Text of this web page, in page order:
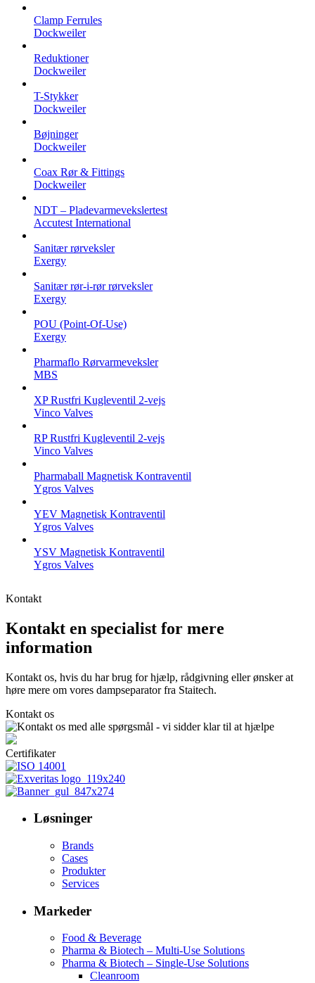
Clamp Ferrules
Dockweiler
Reduktioner
Dockweiler
T-Stykker
Dockweiler
Bøjninger
Dockweiler
Coax Rør & Fittings
Dockweiler
NDT – Pladevarmevekslertest
Accutest International
Sanitær rørveksler
Exergy
Sanitær rør-i-rør rørveksler
Exergy
POU (Point-Of-Use)
Exergy
Pharmaflo Rørvarmeveksler
MBS
XP Rustfri Kugleventil 2-vejs
Vinco Valves
RP Rustfri Kugleventil 2-vejs
Vinco Valves
Pharmaball Magnetisk Kontraventil
Ygros Valves
YEV Magnetisk Kontraventil
Ygros Valves
YSV Magnetisk Kontraventil
Ygros Valves
Kontakt
Kontakt en specialist for mere
information
Kontakt os, hvis du har brug for hjælp, rådgivning eller ønsker at
høre mere om vores dampseparator fra Staitech.
Kontakt os
Certifikater
Løsninger
Brands
Cases
Produkter
Services
Markeder
Food & Beverage
Pharma & Biotech – Multi-Use Solutions
Pharma & Biotech – Single-Use Solutions
Cleanroom